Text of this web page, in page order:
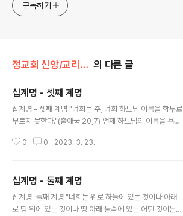
구독하기
정교회 신앙/교리문답 의 다른 글
십계명 - 셋째 계명
십계명 - 셋째 계명 "너희는 주, 너희 하느님 이름을 함부로
부르지 못한다."(출애굽 20,7) 언제 하느님의 이름을 욕되
여 진리인 것처럼 말하며 거짓말을 하고 존경과 경건함이
히 말하는 것. 2) 불평. 하느님의 은혜에 대해 불평하는 것.
3) 신성모독. 거룩한 것들에 대하여 욕하고 비웃는 것. 4)
거짓맹세. 거짓을 믿게 하기 위해 하느님의 이름으로 맹세
0 0 2023. 3. 23.
십계명 - 둘째 계명
십계명-둘째 계명 "너희는 위로 하늘에 있는 것이나 아래
로 땅 위에 있는 것이나 땅 아래 물속에 있는 어떤 것이든지